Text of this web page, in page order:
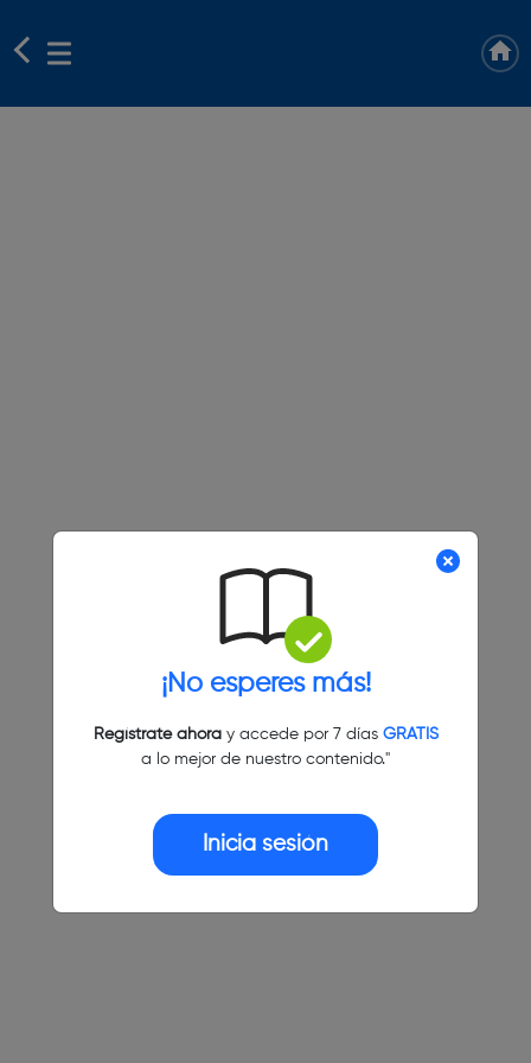
¡No esperes más!
Regístrate ahoray accede por 7 días GRATIS
a lo mejor de nuestro contenido."
Inicia sesión